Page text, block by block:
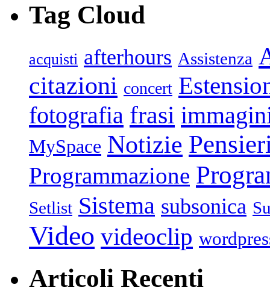
Tag Cloud
acquisti afterhours Assistenza
citazioni concert
fotografia frasi
MySpace Notizie
Programmazione
Setlist Sistema subsonica
Video videoclip
Articoli Recenti